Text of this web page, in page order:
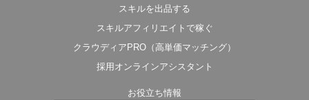
スキルを出品する
スキルアフィリエイトで稼ぐ
クラウディアPRO（高単価マッチング）
採用オンラインアシスタント
お役立ち情報